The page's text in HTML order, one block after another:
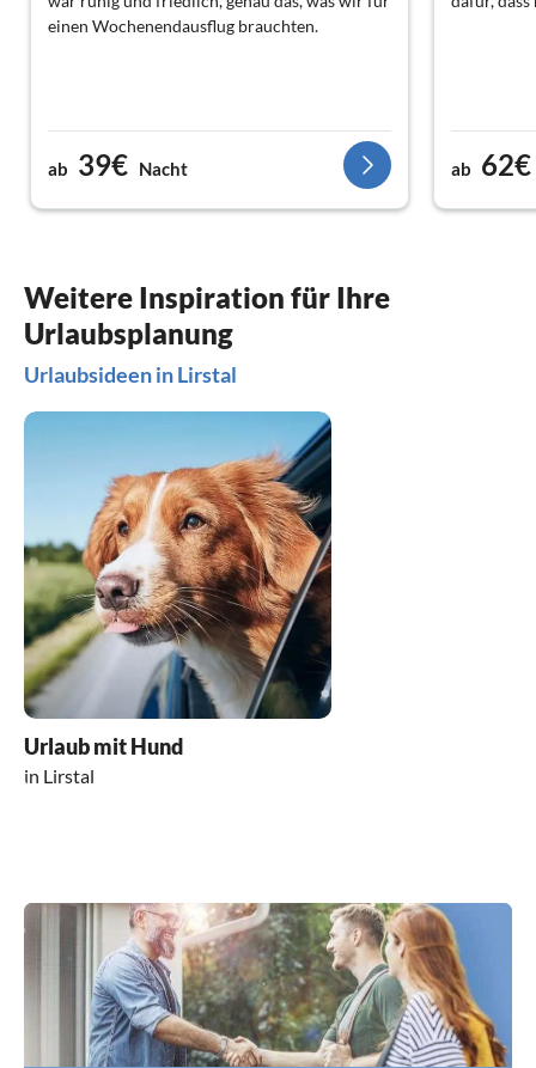
einen Wochenendausflug brauchten.
ab 39€ Nacht ab 62€
Weitere Inspiration für Ihre
Urlaubsplanung
Urlaubsideen in Lirstal
Urlaub mit Hund
in Lirstal